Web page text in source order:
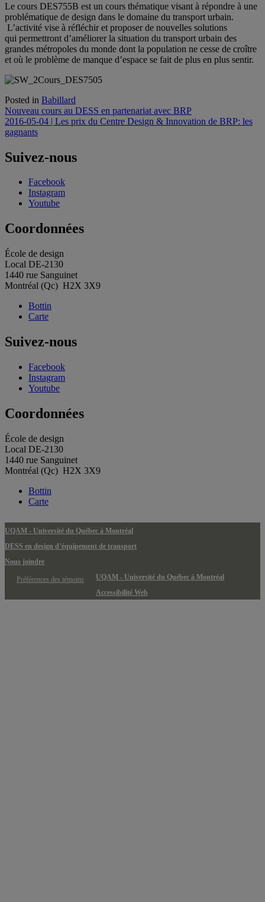
Le cours DES755B est un cours thématique visant à répondre à une
problématique de design dans le domaine du transport urbain.
L’activité vise à réfléchir et proposer de nouvelles solutions
qui permettront d’améliorer la situation du transport urbain des
grandes métropoles du monde dont la population ne cesse de croître
et où le problème de manque d’espace se fait de plus en plus sentir.
Posted in Babillard
Navigation
de
Nouveau cours au DESS en partenariat avec BRP
2016-05-04 | Les prix du Centre Design & Innovation de BRP: les
gagnants
Suivez-nous
Facebook
Instagram
Youtube
Coordonnées
École de design
Local DE-2130
1440 rue Sanguinet
Montréal (Qc) H2X 3X9
Bottin
Carte
Suivez-nous
Facebook
Instagram
Youtube
Coordonnées
École de design
Local DE-2130
1440 rue Sanguinet
Montréal (Qc) H2X 3X9
Bottin
Carte
UQAM - Université du Québec à Montréal
DESS en design d’équipement de transport
Nous joindre
Préférences des témoins
UQAM - Université du Québec à Montréal
Accessibilité Web